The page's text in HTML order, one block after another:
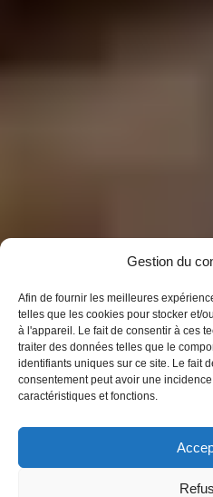
Gestion du
Afin de fournir les meilleures
telles que les cookies pour stocker et/
à l'appareil. Le fait de consentir à ces
traiter des données telles que le
identifiants uniques sur ce site. Le fait
consentement peut avoir une
caractéristiques et fonctions.